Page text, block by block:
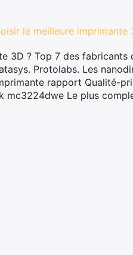
la meilleure imprimante
3D ? Top 7 des fabricants
Protolabs. Les
rapport Qualité-
mc3224dwe Le plus